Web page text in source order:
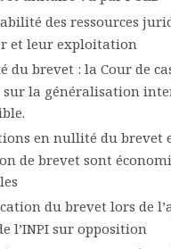
des ressources
et leur exploitation
du brevet : la Cour de
sur la généralisation
en nullité du brevet
de brevet sont
du brevet lors de
l’INPI sur opposition